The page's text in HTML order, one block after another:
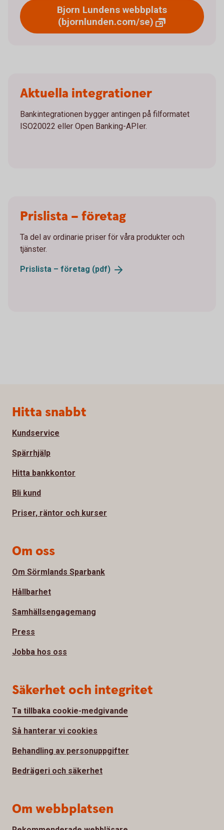
Bjorn Lundens webbplats
(bjornlunden.com/se)
Aktuella integrationer
Bankintegrationen bygger antingen på filformatet
ISO20022 eller Open Banking-APIer.
Prislista – företag
Ta del av ordinarie priser för våra produkter och
tjänster.
Prislista – företag (pdf)
Sidfot
Hitta snabbt
Kundservice
Spärrhjälp
Hitta bankkontor
Bli kund
Priser, räntor och kurser
Om oss
Om Sörmlands Sparbank
Hållbarhet
Samhällsengagemang
Press
Jobba hos oss
Säkerhet och integritet
Ta tillbaka cookie-medgivande
Så hanterar vi cookies
Behandling av personuppgifter
Bedrägeri och säkerhet
Om webbplatsen